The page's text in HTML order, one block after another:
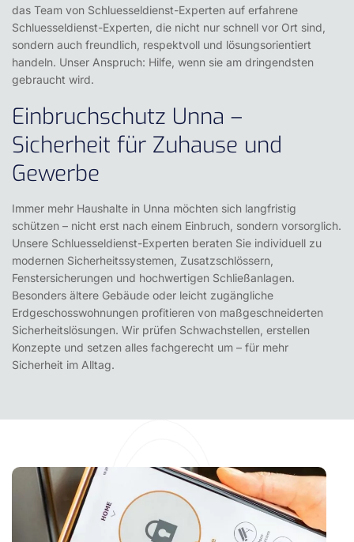
das Team von Schluesseldienst-Experten auf erfahrene
Schluesseldienst-Experten, die nicht nur schnell vor Ort sind,
sondern auch freundlich, respektvoll und lösungsorientiert
handeln. Unser Anspruch: Hilfe, wenn sie am dringendsten
gebraucht wird.
Einbruchschutz Unna –
Sicherheit für Zuhause und
Gewerbe
Immer mehr Haushalte in Unna möchten sich langfristig
schützen – nicht erst nach einem Einbruch, sondern vorsorglich.
Unsere Schluesseldienst-Experten beraten Sie individuell zu
modernen Sicherheitssystemen, Zusatzschlössern,
Fenstersicherungen und hochwertigen Schließanlagen.
Besonders ältere Gebäude oder leicht zugängliche
Erdgeschosswohnungen profitieren von maßgeschneiderten
Sicherheitslösungen. Wir prüfen Schwachstellen, erstellen
Konzepte und setzen alles fachgerecht um – für mehr
Sicherheit im Alltag.